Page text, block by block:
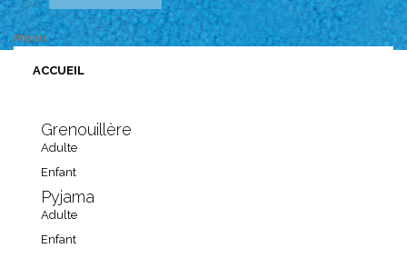
Menu
ACCUEIL
Grenouillère
Adulte
Enfant
Pyjama
Adulte
Enfant